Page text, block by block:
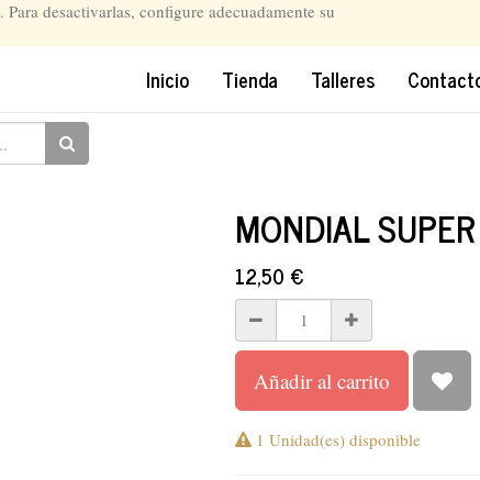
. Para desactivarlas, configure adecuadamente su
Inicio Tienda Talleres
MONDIAL
12,50 €
Añadir al carrito
1 Unidad(es) disponible